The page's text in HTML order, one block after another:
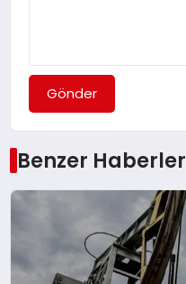
Gönder
Benzer Haberler